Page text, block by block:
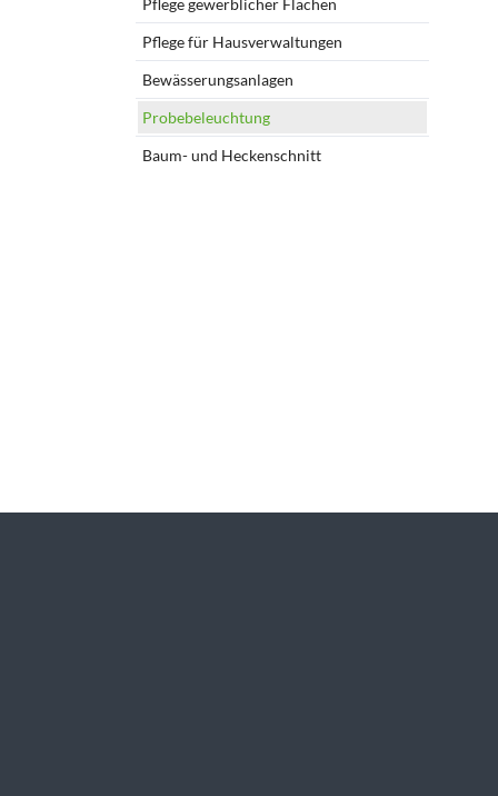
Pflege für Hausverwaltungen
Bewässerungsanlagen
Probebeleuchtung
Baum- und Heckenschnitt